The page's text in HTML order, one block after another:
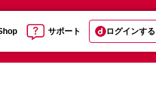
サポート ログインする